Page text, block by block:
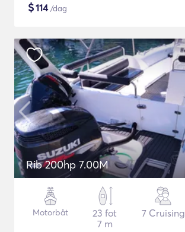
$114/dag
Rib 200hp 7.00M
Motorbåt
23 fot
7 m
7 Cruising